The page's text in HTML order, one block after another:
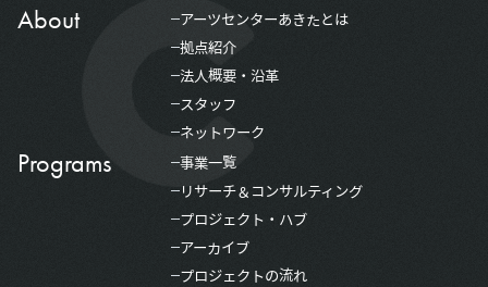
About
アーツセンターあきたとは
拠点紹介
法人概要・沿革
スタッフ
ネットワーク
Programs
事業一覧
リサーチ＆コンサルティング
プロジェクト・ハブ
アーカイブ
プロジェクトの流れ